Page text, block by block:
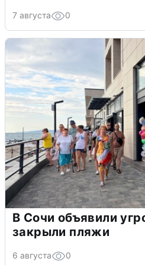
7 августа 0
В Сочи объявили
закрыли пляжи
6 августа 0